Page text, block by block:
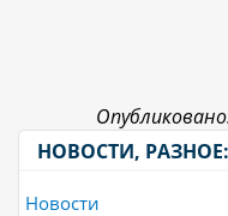
НОВОСТИ,
Новости